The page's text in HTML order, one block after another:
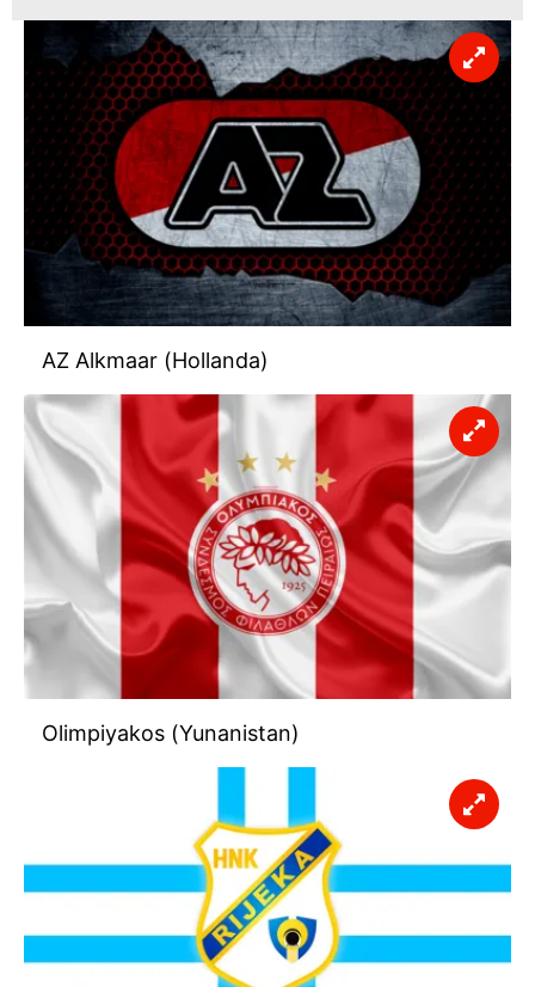
AZ Alkmaar (Hollanda)
Olimpiyakos (Yunanistan)